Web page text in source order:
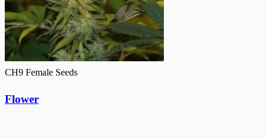
CH9 Female Seeds
Flower